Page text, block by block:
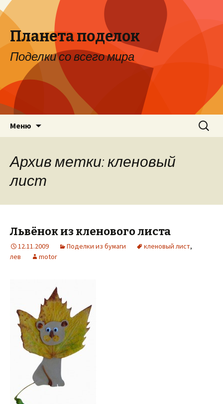
Планета поделок
Поделки со всего мира
Меню Найти:
Архив метки: кленовый
лист
Львёнок из кленового листа
12.11.2009 Поделки из бумаги кленовый лист,
лев
motor